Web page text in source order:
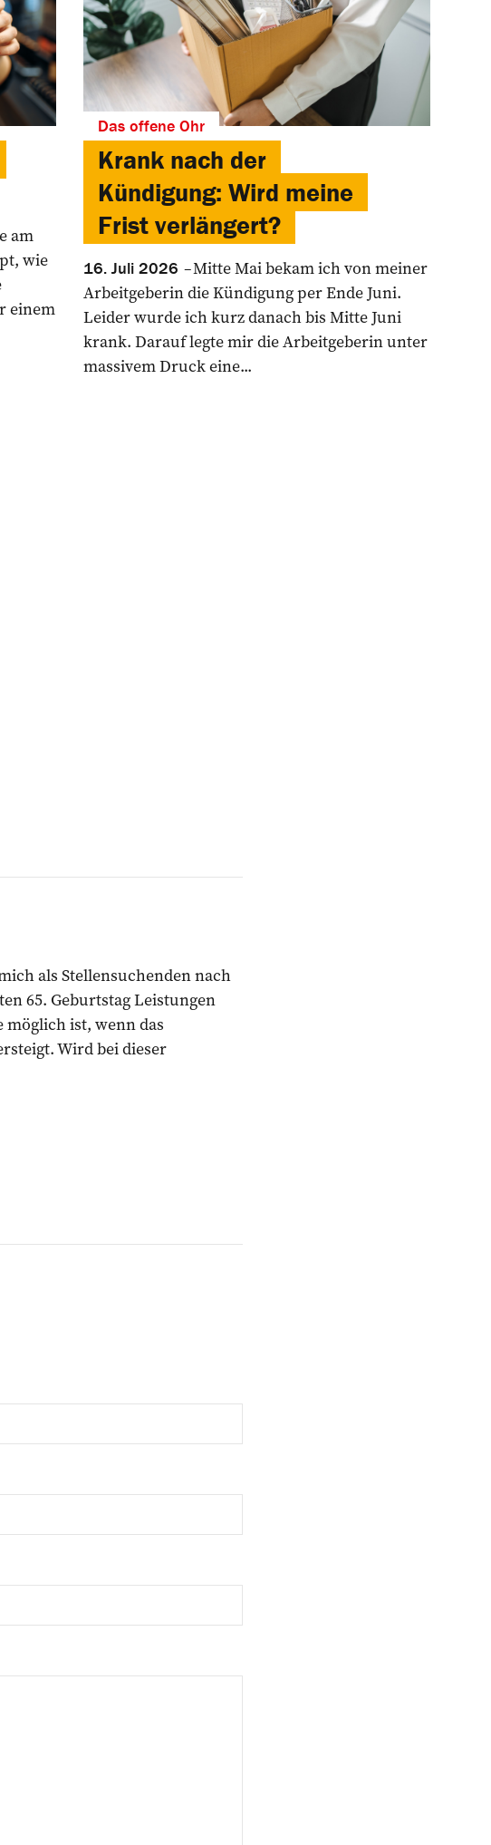
am
wie
einem
Das offene Ohr
Krank nach der
Kündigung: Wird meine
Frist verlängert?
16. Juli 2026
Mitte Mai bekam ich von meiner
Arbeitgeberin die Kündigung per Ende Juni.
Leider wurde ich kurz danach bis Mitte Juni
krank. Darauf legte mir die Arbeitgeberin unter
massivem Druck eine...
als Stellensuchenden nach
65. Geburtstag Leistungen
möglich ist, wenn das
Wird bei dieser